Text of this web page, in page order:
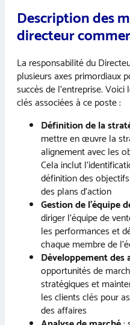
Description des
directeur
La responsabilité du
plusieurs axes primordiaux
succès de l’entreprise.
clés associées à ce poste :
Définition de la
mettre en œuvre la
alignement avec les
Cela inclut
définition des
des plans d’action
Gestion de l’équipe
diriger l’équipe de
les performances et
chaque membre de
Développement des
opportunités de
stratégiques et
les clients clés pour
des affaires